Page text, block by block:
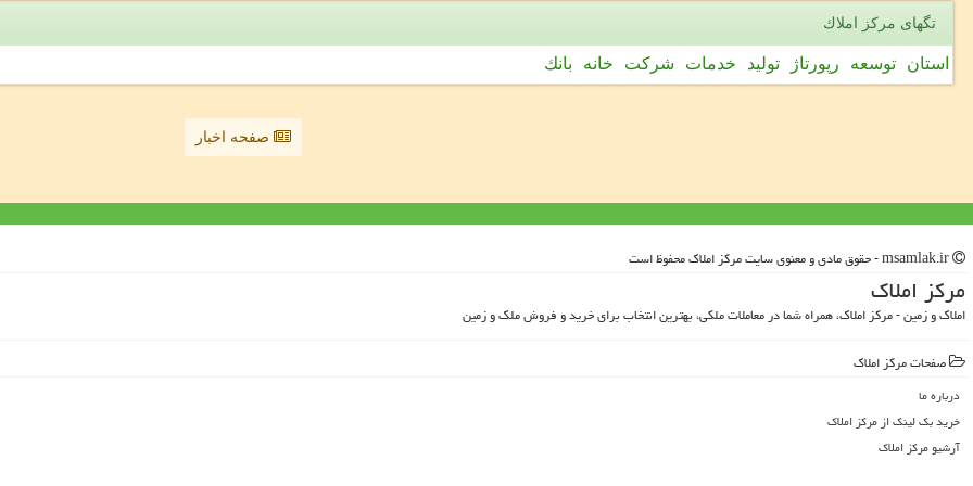
تگهای مركز املاك
استان توسعه رپورتاژ تولید خدمات شركت خانه بانك
صفحه اخبار
مركز املاك
املاک و زمین - مرکز املاک، همراه شما در معاملات ملکی، بهترین انتخاب برای خرید و فروش ملک و زمین
صفحات مركز املاك
درباره ما
خرید بک لینک از مركز املاك
آرشیو مركز املاك